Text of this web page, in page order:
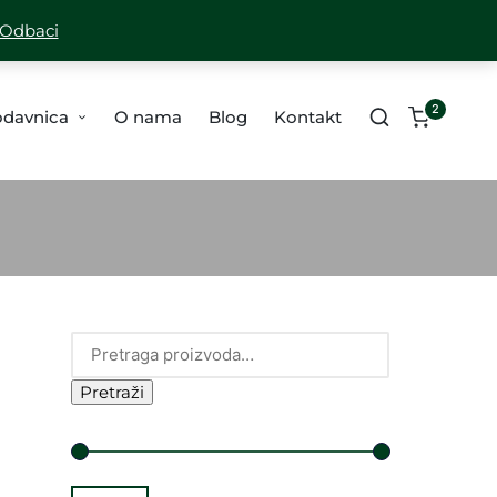
Odbaci
ZA SVE PORUDŽBINE PREKO 10,000 RSD
O nama Blog Kontakt 2
Pretraži